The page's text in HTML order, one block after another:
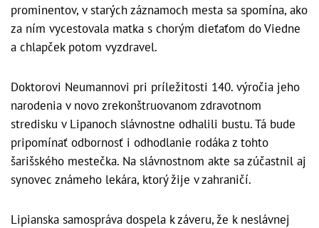
prominentov, v starých záznamoch mesta sa spomína, ako
za ním vycestovala matka s chorým dieťaťom do Viedne
a chlapček potom vyzdravel.
Doktorovi Neumannovi pri príležitosti 140. výročia jeho
narodenia v novo zrekonštruovanom zdravotnom
stredisku v Lipanoch slávnostne odhalili bustu. Tá bude
pripomínať odbornosť i odhodlanie rodáka z tohto
šarišského mestečka. Na slávnostnom akte sa zúčastnil aj
synovec známeho lekára, ktorý žije v zahraničí.
Lipianska samospráva dospela k záveru, že k neslávnej